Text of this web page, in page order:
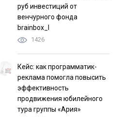
руб инвестиций от
венчурного фонда
brainbox_I
1426
Кейс: как программатик-
реклама помогла повысить
эффективность
продвижения юбилейного
тура группы «Ария»